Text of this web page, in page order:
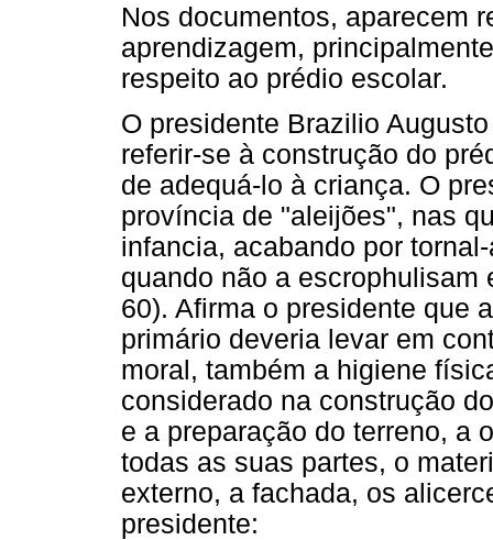
Nos documentos, aparecem
aprendizagem,
respeito ao prédio escolar.
O presidente Brazilio
referir-se à construção do
de adequá-lo à criança. O
província de "aleijões", nas
infancia, acabando por
quando não a
60). Afirma o presidente que
primário deveria levar em
moral, também a higiene
considerado na construção
e a preparação do terreno, a
todas as suas partes, o
externo, a fachada, os
presidente: